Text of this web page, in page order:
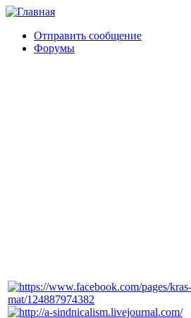
Отправить сообщение
Форумы